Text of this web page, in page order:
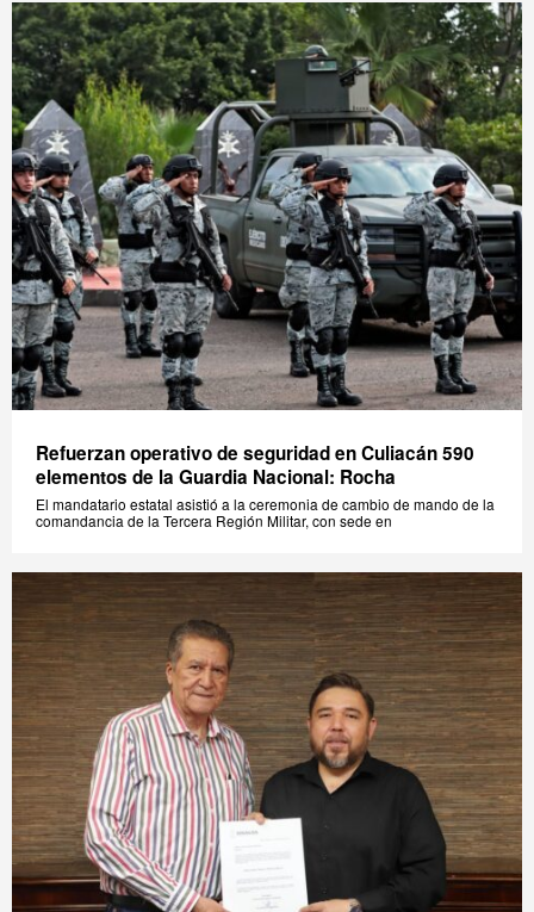
Refuerzan operativo de seguridad en Culiacán 590
elementos de la Guardia Nacional: Rocha
El mandatario estatal asistió a la ceremonia de cambio de mando de la
comandancia de la Tercera Región Militar, con sede en